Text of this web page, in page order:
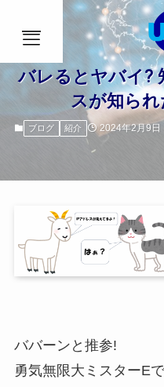
HOME
アクセス
ブログ
採用情報
お問い合わせ
バレるとヤバイ?
スが知ら
ブログ 紹介 2024年2月9日
ババーンと推参!
勇気無限大ミスターEで